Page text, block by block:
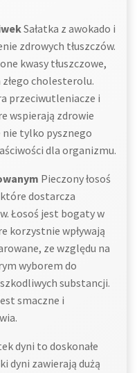
Sałatka z awokado i
zdrowych tłuszczów.
kwasy tłuszczowe,
cholesterolu.
przeciwutleniacze i
wspierają zdrowie
nie tylko pysznego
dla organizmu.
Pieczony łosoś
dostarcza
Łosoś jest bogaty w
korzystnie wpływają
ze względu na
wyborem do
substancji.
smaczne i
dyni to doskonałe
dyni zawierają dużą